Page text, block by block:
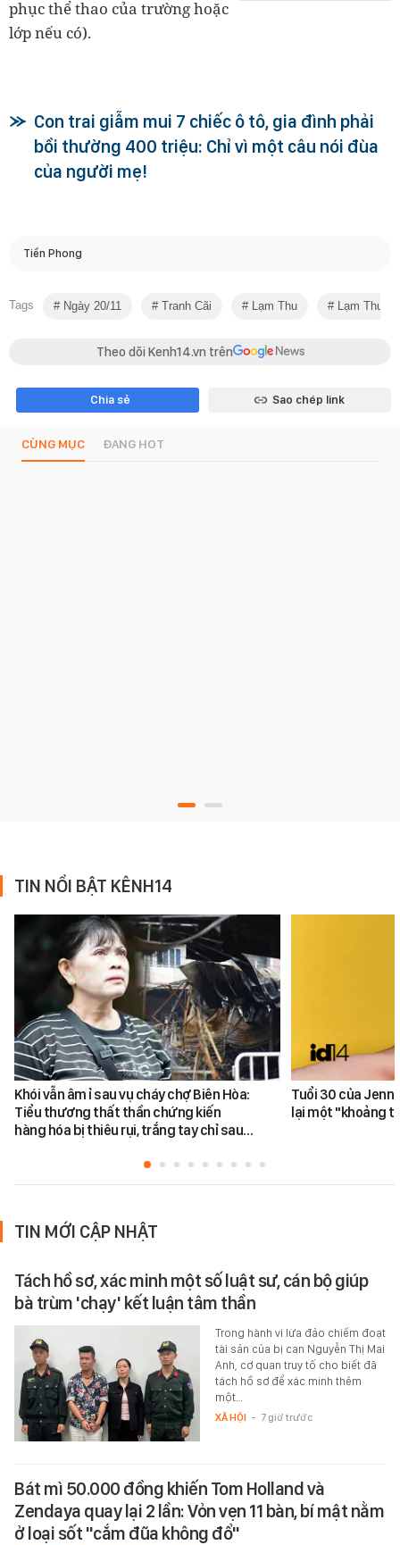
phục thể thao của trường hoặc
lớp nếu có).
Con trai giẫm mui 7 chiếc ô tô, gia đình phải
bồi thường 400 triệu: Chỉ vì một câu nói đùa
của người mẹ!
Tiền Phong
Tags Ngày 20/11 Tranh Cãi Lạm Thu Lạm Thu
Theo dõi Kenh14.vn trên
Chia sẻ Sao chép link
CÙNG MỤC ĐANG HOT
TIN NỔI BẬT KÊNH14
Khói vẫn âm ỉ sau vụ cháy chợ Biên Hòa:
Tiểu thương thất thần chứng kiến
hàng hóa bị thiêu rụi, trắng tay chỉ sau…
Tuổi 30 của
lại một "khoảng
TIN MỚI CẬP NHẬT
Tách hồ sơ, xác minh một số luật sư, cán bộ giúp
bà trùm 'chạy' kết luận tâm thần
Trong hành vi lừa đảo chiếm đoạt
tài sản của bị can Nguyễn Thị Mai
Anh, cơ quan truy tố cho biết đã
tách hồ sơ để xác minh thêm
một…
XÃ HỘI - 7 giờ trước
Bát mì 50.000 đồng khiến Tom Holland và
Zendaya quay lại 2 lần: Vỏn vẹn 11 bàn, bí mật nằm
ở loại sốt "cắm đũa không đổ"